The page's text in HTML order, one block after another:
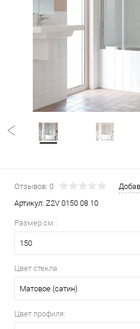
Отзывов: 0
Артикул: Z2V 0150 08 10
Размер см.:
150
Цвет стекла:
Матовое (сатин)
Цвет профиля: